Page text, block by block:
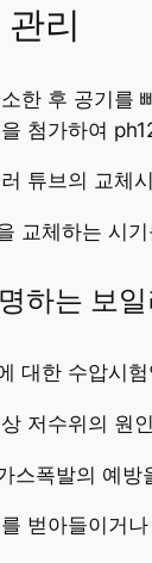
리
한 후 공기를
첨가하여
튜브의 교체
교체하는 시
하는 보
대한 수압시
저수위의 원
스폭발의 예
벋아들이거